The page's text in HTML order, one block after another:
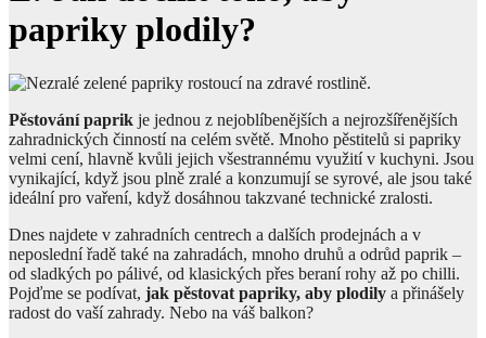
papriky plodily?
Pěstování paprik je jednou z nejoblíbenějších a nejrozšířenějších
zahradnických činností na celém světě. Mnoho pěstitelů si papriky
velmi cení, hlavně kvůli jejich všestrannému využití v kuchyni. Jsou
vynikající, když jsou plně zralé a konzumují se syrové, ale jsou také
ideální pro vaření, když dosáhnou takzvané technické zralosti.
Dnes najdete v zahradních centrech a dalších prodejnách a v
neposlední řadě také na zahradách, mnoho druhů a odrůd paprik –
od sladkých po pálivé, od klasických přes beraní rohy až po chilli.
Pojďme se podívat, jak pěstovat papriky, aby plodily a přinášely
radost do vaší zahrady. Nebo na váš balkon?